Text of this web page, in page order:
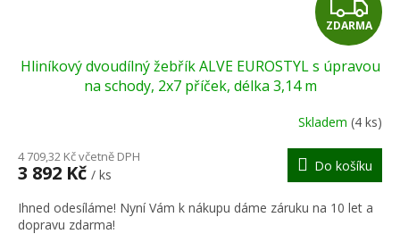
D
A
R
M
A
ZDARMA
Hliníkový dvoudílný žebřík ALVE EUROSTYL s úpravou
na schody, 2x7 příček, délka 3,14 m
Skladem (4 ks)
4 709,32 Kč včetně DPH
3 892 Kč / ks
Do košíku
Ihned odesíláme! Nyní Vám k nákupu dáme záruku na 10 let a
dopravu zdarma!